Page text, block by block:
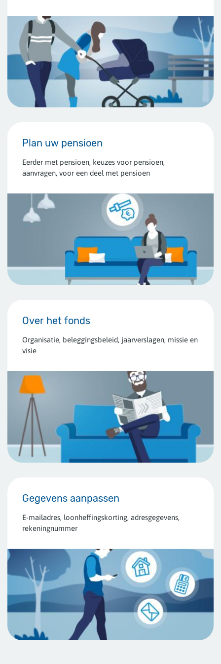
Plan uw pensioen
Eerder met pensioen, keuzes voor pensioen,
aanvragen, voor een deel met pensioen
Over het fonds
Organisatie, beleggingsbeleid, jaarverslagen, missie en
visie
Gegevens aanpassen
E-mailadres, loonheffingskorting, adresgegevens,
rekeningnummer